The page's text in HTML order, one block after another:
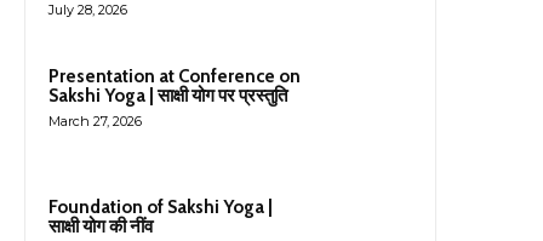
July 28, 2026
Presentation at Conference on
Sakshi Yoga | साक्षी योग पर प्रस्तुति
March 27, 2026
Foundation of Sakshi Yoga |
साक्षी योग की नींव